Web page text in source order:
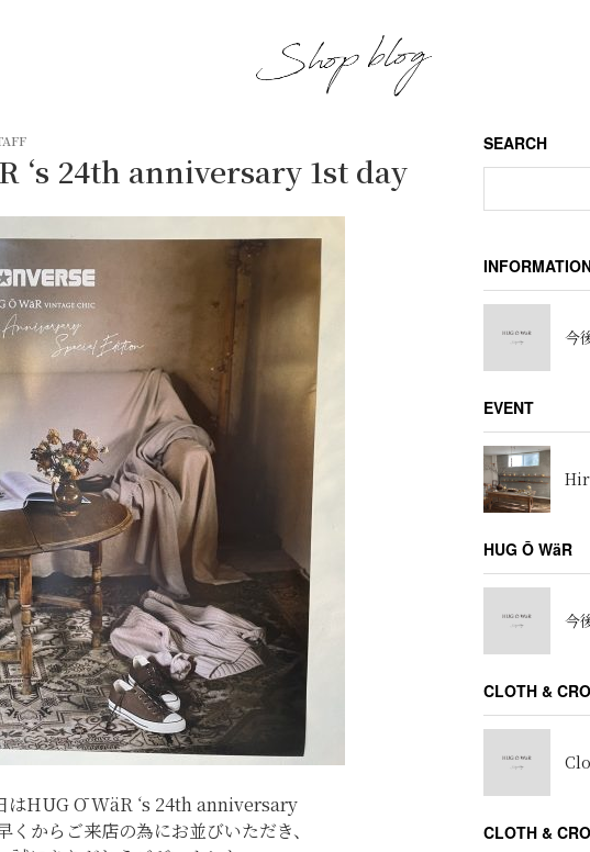
‘s 24th anniversary 1st day
はHUG Ō WäR ‘s 24th anniversary
くからご来店の為にお並びいただき、
SEARCH
今
EVENT
HUG Ō WäR
今
CLOTH &
CLOTH &